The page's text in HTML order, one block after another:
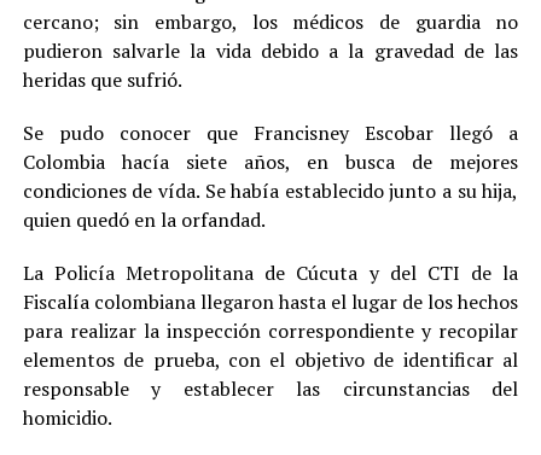
cercano; sin embargo, los médicos de guardia no
pudieron salvarle la vida debido a la gravedad de las
heridas que sufrió.
Se pudo conocer que Francisney Escobar llegó a
Colombia hacía siete años, en busca de mejores
condiciones de vída. Se había establecido junto a su hija,
quien quedó en la orfandad.
La Policía Metropolitana de Cúcuta y del CTI de la
Fiscalía colombiana llegaron hasta el lugar de los hechos
para realizar la inspección correspondiente y recopilar
elementos de prueba, con el objetivo de identificar al
responsable y establecer las circunstancias del
homicidio.